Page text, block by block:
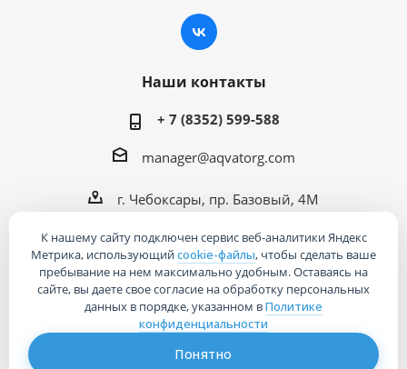
Наши контакты
+ 7 (8352) 599-588
manager@aqvatorg.com
г. Чебоксары, пр. Базовый, 4М
2026 © Интернет-магазин «Акваторг»
К нашему сайту подключен сервис веб-аналитики Яндекс
Метрика, использующийcookie-файлы, чтобы сделать ваше
пребывание на нем максимально удобным. Оставаясь на
сайте, вы даете свое согласие на обработку персональных
данных в порядке, указанном вПолитике
конфиденциальности
Понятно